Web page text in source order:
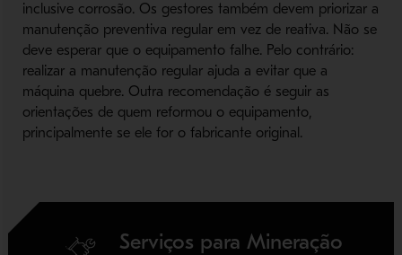
inclusive corrosão. Os gestores também devem priorizar a
manutenção preventiva regular em vez de reativa. Não se
deve esperar que o equipamento falhe. Pelo contrário:
realizar a manutenção regular ajuda a evitar que a
máquina quebre. Outra recomendação é seguir as
orientações de quem reformou o equipamento,
principalmente se ele for o fabricante original.
Serviços para Mineração